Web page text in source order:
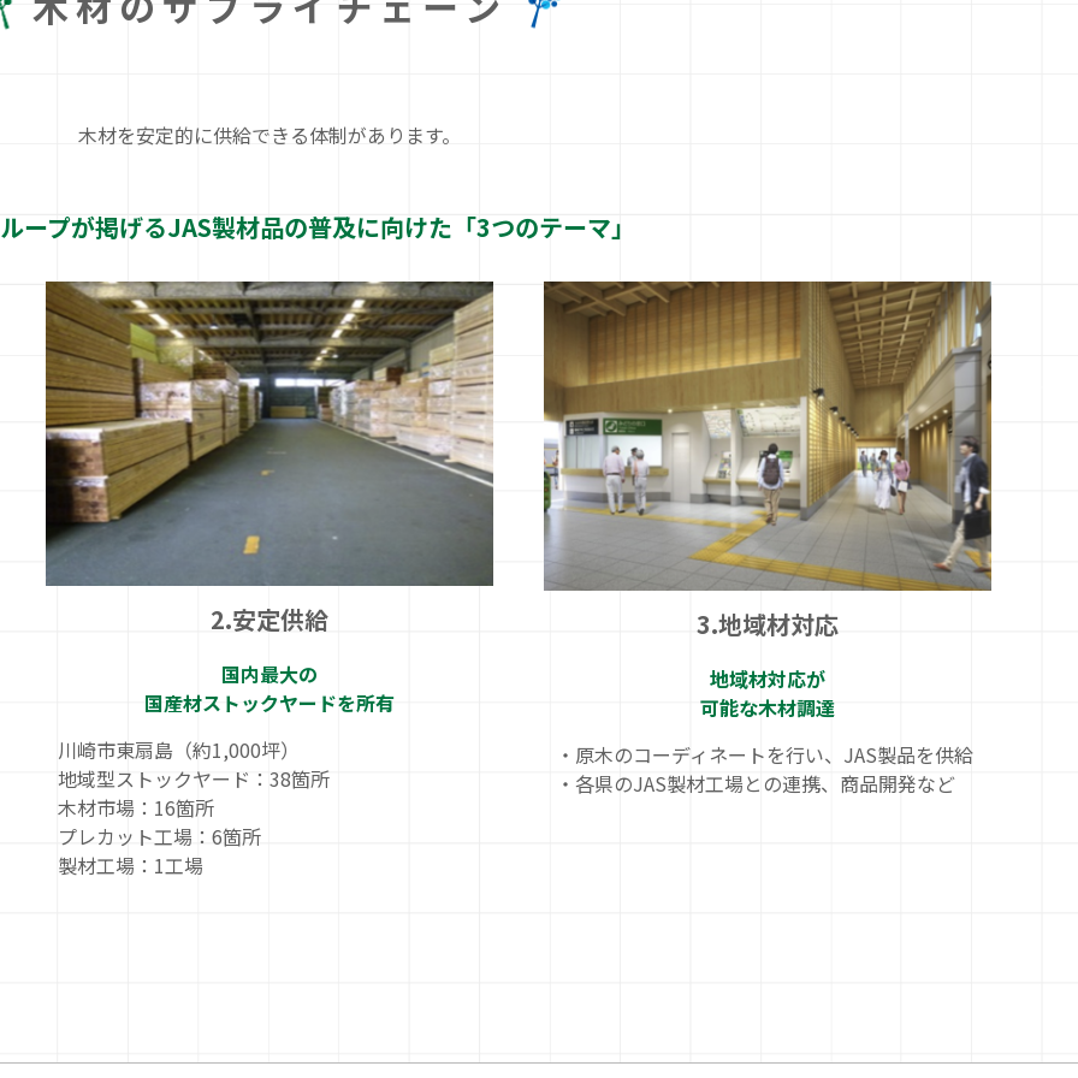
木材を安定的に供給できる体制があります。
ープが掲げるJAS製材品の普及に向けた「3つのテーマ」
2.安定供給
国内最大の
国産材ストックヤードを所有
川崎市東扇島（約1,000坪）
地域型ストックヤード：38箇所
木材市場：16箇所
プレカット工場：6箇所
製材工場：1工場
3.地域材対応
地域材対応が
可能な木材調達
・原木のコーディネートを行い、JAS製品を供給
・各県のJAS製材工場との連携、商品開発など